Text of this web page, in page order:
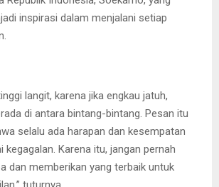
inspirasi dalam menjalani setiap
langit, karena jika engkau jatuh,
di antara bintang-bintang. Pesan itu
selalu ada harapan dan kesempatan
kegagalan. Karena itu, jangan pernah
dan memberikan yang terbaik untuk